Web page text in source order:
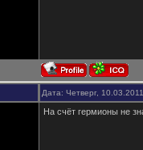
Дата: Четверг,
На счёт гермионы не